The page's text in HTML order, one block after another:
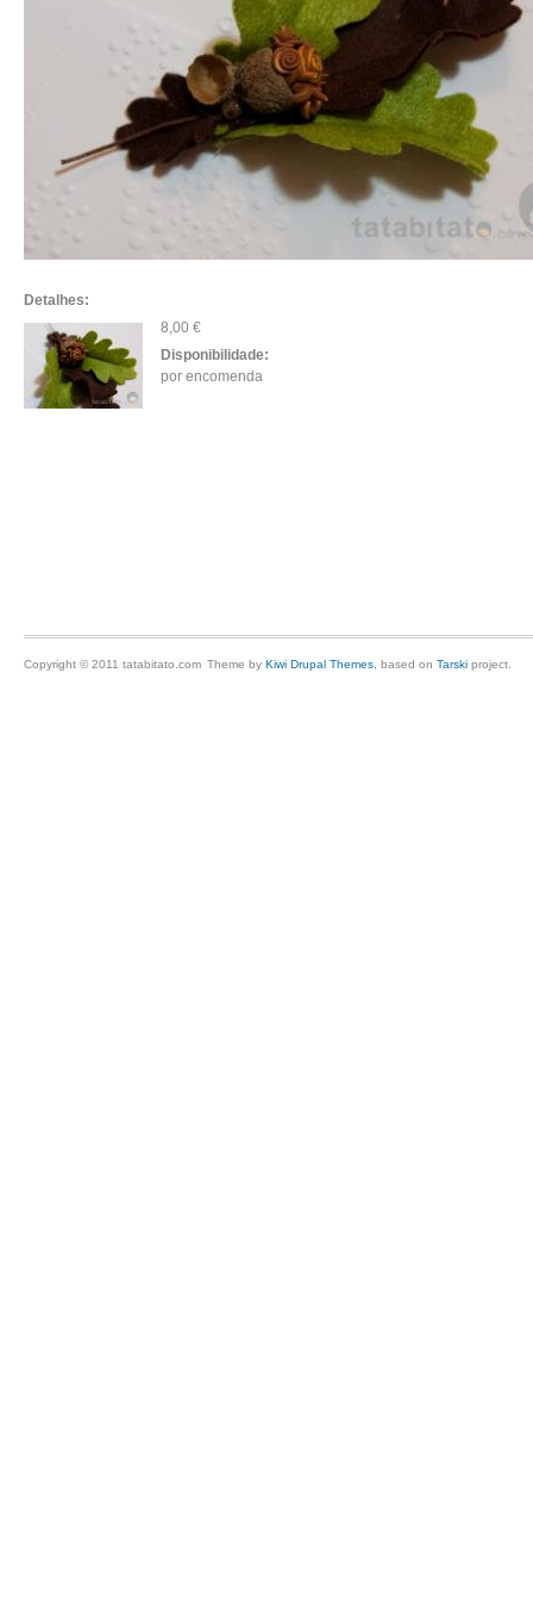
Detalhes:
8,00 €
Disponibilidade:
por encomenda
Copyright © 2011 tatabitato.com Theme by Kiwi Drupal Themes , based on Tarski project.